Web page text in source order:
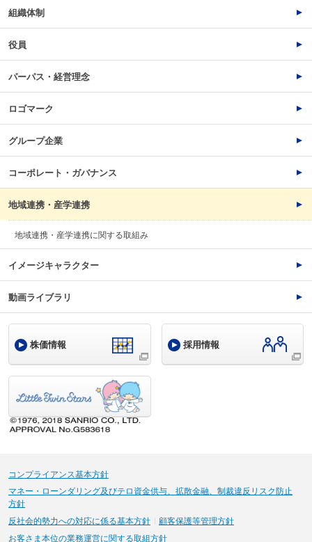
組織体制
役員
パーパス・経営理念
ロゴマーク
グループ企業
コーポレート・ガバナンス
地域連携・産学連携
地域連携・産学連携に関する取組み
イメージキャラクター
動画ライブラリ
株価情報 採用情報
コンプライアンス基本方針
マネー・ローンダリング及びテロ資金供与、拡散金融、制裁違反リスク防止
方針
反社会的勢力への対応に係る基本方針
顧客保護等管理方針
お客さま本位の業務運営に関する取組方針